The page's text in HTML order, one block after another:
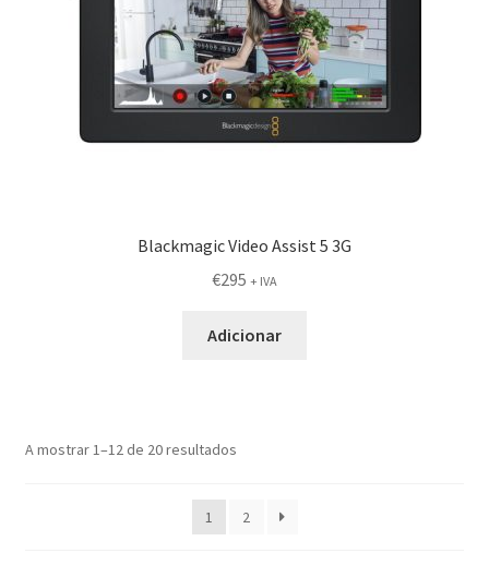
Blackmagic Video Assist 5 3G
€295 + IVA
Adicionar
A mostrar 1–12 de 20 resultados
1 2